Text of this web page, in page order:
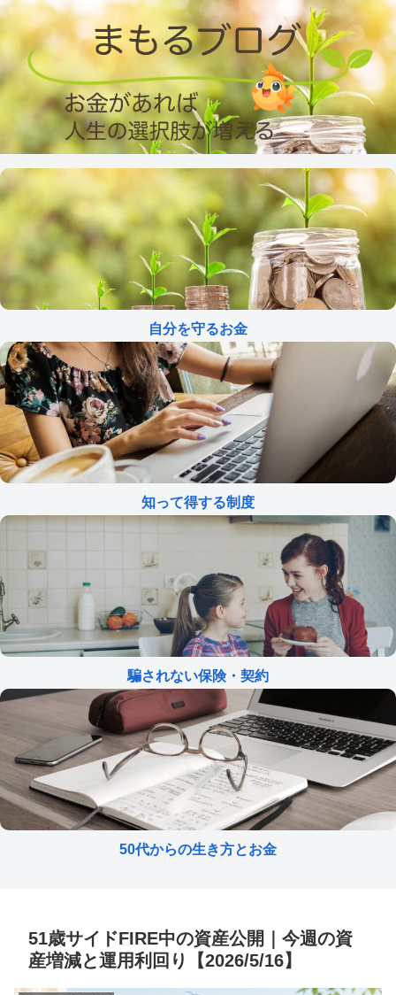
自分を守るお金
知って得する制度
騙されない保険・契約
50代からの生き方とお金
51歳サイドFIRE中の資産公開｜今週の資
産増減と運用利回り【2026/5/16】